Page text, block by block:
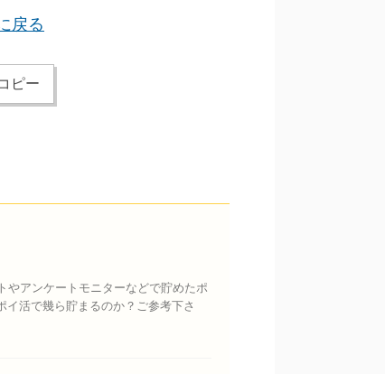
戻る
ピー
アンケートモニターなどで貯めたポ
活で幾ら貯まるのか？ご参考下さ